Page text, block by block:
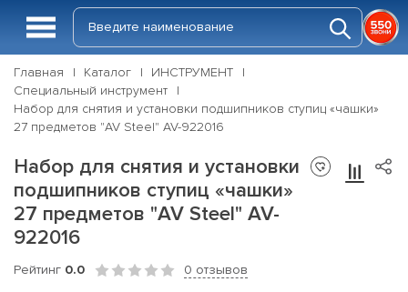
Главная Каталог
ИНСТРУМЕНТ
Специальный инструмент
Набор для снятия и установки подшипников ступиц «чашки»
27 предметов "AV Steel" AV-922016
Набор для снятия и установки
подшипников ступиц «чашки»
27 предметов "AV Steel" AV-
922016
Рейтинг 0.0 0 отзывов